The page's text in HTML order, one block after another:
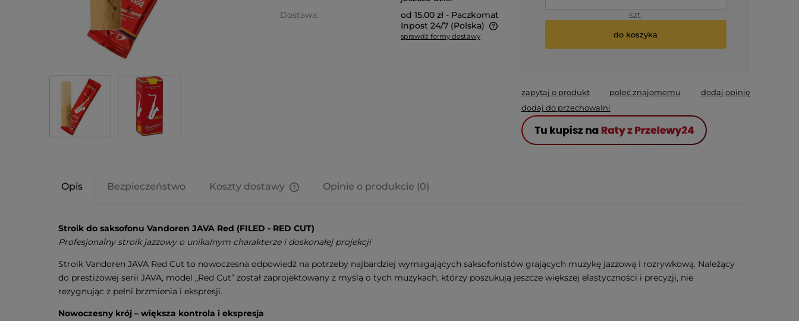
Dostawa:
od 15,00 zł - Paczkomat
Inpost 24/7 (Polska)
sprawdź formy dostawy
szt.
do koszyka
zapytaj o produkt poleć znajomemu
dodaj opinię
dodaj do przechowalni
Opis Bezpieczeństwo Koszty dostawy
kosztów płatności
Opinie o produkcie (0)
Stroik do saksofonu Vandoren JAVA Red (FILED - RED CUT)
Profesjonalny stroik jazzowy o unikalnym charakterze i doskonałej projekcji
Stroik Vandoren JAVA Red Cut to nowoczesna odpowiedź na potrzeby najbardziej wymagających saksofonistów grających muzykę jazzową i rozrywkową. Należący
do prestiżowej serii JAVA, model „Red Cut” został zaprojektowany z myślą o tych muzykach, którzy poszukują jeszcze większej elastyczności i precyzji, nie
rezygnując z pełni brzmienia i ekspresji.
Nowoczesny krój – większa kontrola i ekspresja